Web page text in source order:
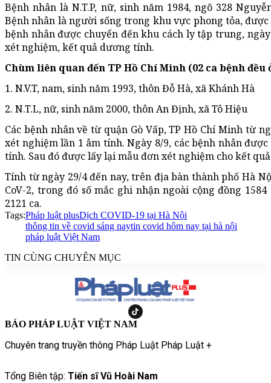
Bệnh nhân là N.T.P, nữ, sinh năm 1984, ngõ 328
Bệnh nhân là người sống trong khu vực phong tỏa,
bệnh nhân được chuyển đến khu cách ly tập trung,
xét nghiệm, kết quả dương tính.
Chùm liên quan đến TP Hồ Chí Minh (02 ca bệnh
1. N.V.T, nam, sinh năm 1993, thôn Đỗ Hà, xã Khánh Hà
2. N.T.L, nữ, sinh năm 2000, thôn An Định, xã Tô Hiệu
Các bệnh nhân về từ quận Gò Vấp, TP Hồ Chí Minh từ
xét nghiệm lần 1 âm tính. Ngày 8/9, các bệnh nhân
tính. Sau đó được lấy lại mẫu đơn xét nghiệm cho kết
Tính từ ngày 29/4 đến nay, trên địa bàn thành phố Hà
CoV-2, trong đó số mắc ghi nhận ngoài cộng đồng
2121 ca.
Tags:Pháp luật plusDịch COVID-19 tại Hà Nội
thông tin về covid sáng naytin covid hôm nay tại hà nội
pháp luật Việt Nam
TIN CÙNG CHUYÊN MỤC
BÁO PHÁP LUẬT VIỆT NAM
Chuyên trang truyền thông Pháp Luật Pháp Luật +
Tổng Biên tập: Tiến sĩ Vũ Hoài Nam